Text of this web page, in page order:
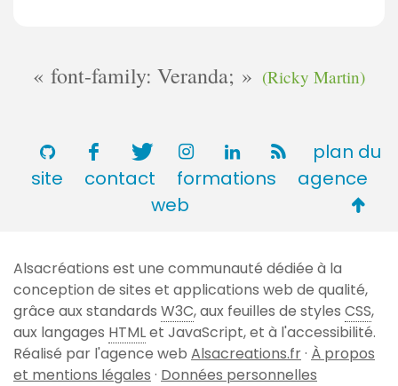
font-family: Veranda; (Ricky Martin)
plan du
site
contact formations
agence
web
de
page
Alsacréations est une communauté dédiée à la
conception de sites et applications web de qualité,
grâce aux standards W3C, aux feuilles de styles CSS,
aux langages HTMLet JavaScript, et à l'accessibilité.
Réalisé par l'agence web Alsacreations.fr· À propos
et mentions légales · Données personnelles